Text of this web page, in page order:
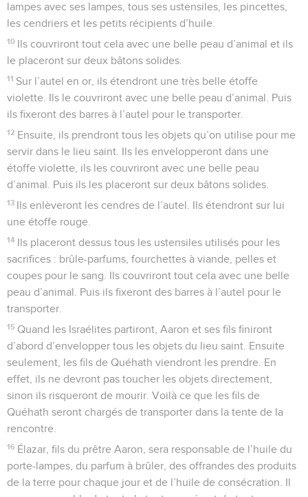
lampes avec ses lampes, tous ses ustensiles, les pincettes,
les cendriers et les petits récipients d’huile.
10 Ils couvriront tout cela avec une belle peau d’animal et ils
le placeront sur deux bâtons solides.
11 Sur l’autel en or, ils étendront une très belle étoffe
violette. Ils le couvriront avec une belle peau d’animal. Puis
ils fixeront des barres à l’autel pour le transporter.
12 Ensuite, ils prendront tous les objets qu’on utilise pour me
servir dans le lieu saint. Ils les envelopperont dans une
étoffe violette, ils les couvriront avec une belle peau
d’animal. Puis ils les placeront sur deux bâtons solides.
13 Ils enlèveront les cendres de l’autel. Ils étendront sur lui
une étoffe rouge.
14 Ils placeront dessus tous les ustensiles utilisés pour les
sacrifices : brûle-parfums, fourchettes à viande, pelles et
coupes pour le sang. Ils couvriront tout cela avec une belle
peau d’animal. Puis ils fixeront des barres à l’autel pour le
transporter.
15 Quand les Israélites partiront, Aaron et ses fils finiront
d’abord d’envelopper tous les objets du lieu saint. Ensuite
seulement, les fils de Quéhath viendront les prendre. En
effet, ils ne devront pas toucher les objets directement,
sinon ils risqueront de mourir. Voilà ce que les fils de
Quéhath seront chargés de transporter dans la tente de la
rencontre.
16 Élazar, fils du prêtre Aaron, sera responsable de l’huile du
porte-lampes, du parfum à brûler, des offrandes des produits
de la terre pour chaque jour et de l’huile de consécration. Il